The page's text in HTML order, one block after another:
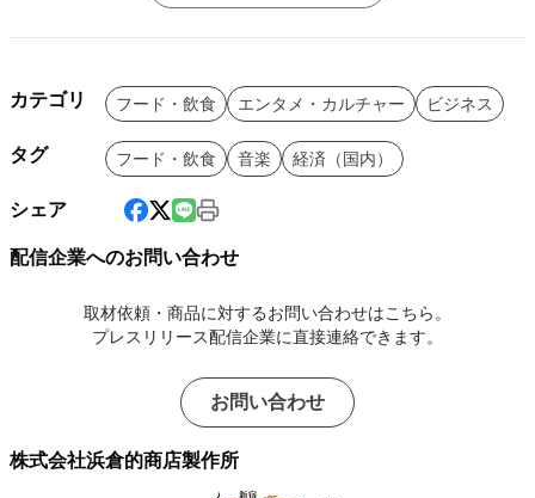
カテゴリ フード・飲食 エンタメ・カルチャー ビジネス
タグ フード・飲食 音楽 経済（国内）
シェア
配信企業へのお問い合わせ
取材依頼・商品に対するお問い合わせはこちら。
プレスリリース配信企業に直接連絡できます。
お問い合わせ
株式会社浜倉的商店製作所